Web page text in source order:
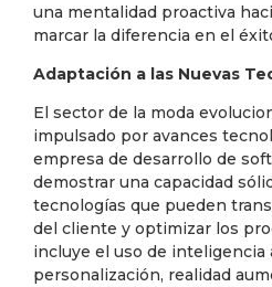
una mentalidad proactiva
marcar la diferencia en el
Adaptación a las Nuevas
El sector de la moda
impulsado por avances
empresa de desarrollo de
demostrar una capacidad
tecnologías que pueden
del cliente y optimizar los
incluye el uso de inteligencia
personalización, realidad